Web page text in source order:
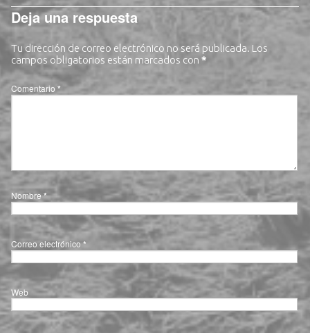
Deja una respuesta
Tu dirección de correo electrónico no será publicada. Los
campos obligatorios están marcados con *
Comentario *
Nombre*
Correo electrónico*
Web